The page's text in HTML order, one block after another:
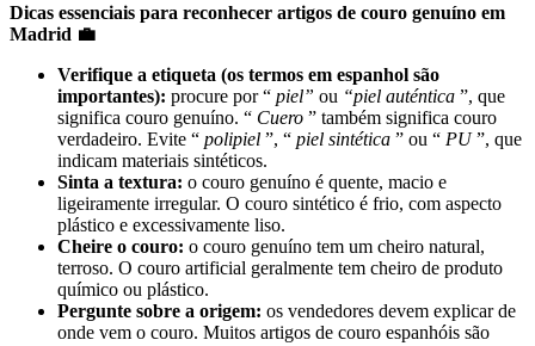
Dicas essenciais para reconhecer artigos de couro genuíno em
Madrid 💼
Verifique a etiqueta (os termos em espanhol são
importantes): procure por “ piel” ou “piel auténtica ”, que
significa couro genuíno. “ Cuero ” também significa couro
verdadeiro. Evite “ polipiel ”, “ piel sintética ” ou “ PU”, que
indicam materiais sintéticos.
Sinta a textura: o couro genuíno é quente, macio e
ligeiramente irregular. O couro sintético é frio, com aspecto
plástico e excessivamente liso.
Cheire o couro: o couro genuíno tem um cheiro natural,
terroso. O couro artificial geralmente tem cheiro de produto
químico ou plástico.
Pergunte sobre a origem: os vendedores devem explicar de
onde vem o couro. Muitos artigos de couro espanhóis são